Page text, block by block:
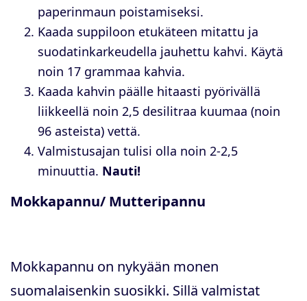
paperinmaun poistamiseksi.
Kaada suppiloon etukäteen mitattu ja
suodatinkarkeudella jauhettu kahvi. Käytä
noin 17 grammaa kahvia.
Kaada kahvin päälle hitaasti pyörivällä
liikkeellä noin 2,5 desilitraa kuumaa (noin
96 asteista) vettä.
Valmistusajan tulisi olla noin 2-2,5
minuuttia. Nauti!
Mokkapannu/ Mutteripannu
Mokkapannu on nykyään monen
suomalaisenkin suosikki. Sillä valmistat